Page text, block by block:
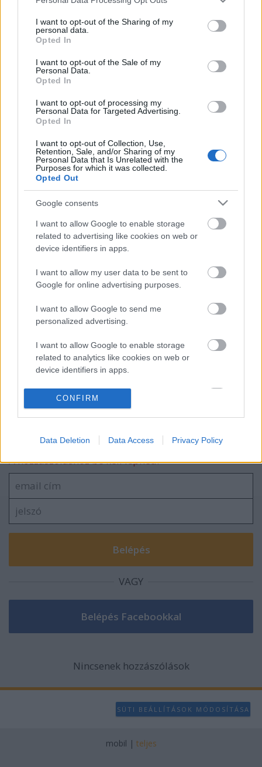
not limited to your visit or usage behaviour. You may click to
grant or deny consent to Google and its third-party tags to
use your data for below specified purposes in below Google
consent section.
I want to opt-out of the Sharing of my
personal data.
Opted In
I want to opt-out of the Sale of my
Personal Data.
Opted In
I want to opt-out of processing my
Personal Data for Targeted Advertising.
Opted In
I want to opt-out of Collection, Use,
Retention, Sale, and/or Sharing of my
Personal Data that Is Unrelated with the
Purposes for which it was collected.
Opted Out
Google consents
I want to allow Google to enable storage
related to advertising like cookies on web or
device identifiers in apps.
I want to allow my user data to be sent to
Google for online advertising purposes.
I want to allow Google to send me
personalized advertising.
I want to allow Google to enable storage
related to analytics like cookies on web or
device identifiers in apps.
I want to allow Google to enable storage
related to functionality of the website or app.
related to personalization.
I want to allow Google to enable storage
functionality and fraud prevention, and other
CONFIRM
Data Deletion Data Access Privacy Policy
Ajánlott bejegyzések:
Egy magyar kortárs art brut művész:
Inga Moijson különös világa
2x2 fórumot az európai outsider
művészetért
Art brut alkotók - Carlo Zinelli
„Iconologia psychopatologica-
fényképektől a dinamikus rajzvizsgálatig”
című Hárdi István-életműkiállítás
Szólj hozzá!
A hozzászóláshoz be kell lépned!
VAGY
Nincsenek hozzászólások
SÜTI BEÁLLÍTÁSOK MÓDOSÍTÁSA
mobil | teljes